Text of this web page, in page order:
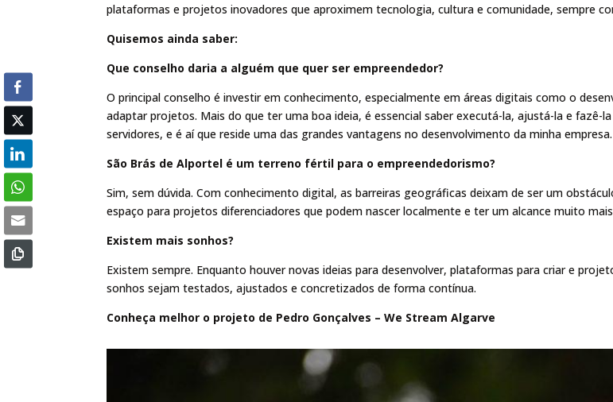
plataformas e projetos inovadores que aproximem tecnologia, cultura e comunidade, sempre
Quisemos ainda saber:
Que conselho daria a alguém que quer ser empreendedor?
O principal conselho é investir em conhecimento, especialmente em áreas digitais como o
adaptar projetos. Mais do que ter uma boa ideia, é essencial saber executá-la, ajustá-la e fazê-
servidores, e é aí que reside uma das grandes vantagens no desenvolvimento da minha empresa.
São Brás de Alportel é um terreno fértil para o empreendedorismo?
Sim, sem dúvida. Com conhecimento digital, as barreiras geográficas deixam de ser um
espaço para projetos diferenciadores que podem nascer localmente e ter um alcance muito
Existem mais sonhos?
Existem sempre. Enquanto houver novas ideias para desenvolver, plataformas para criar e
sonhos sejam testados, ajustados e concretizados de forma contínua.
Conheça melhor o projeto de Pedro Gonçalves – We Stream Algarve